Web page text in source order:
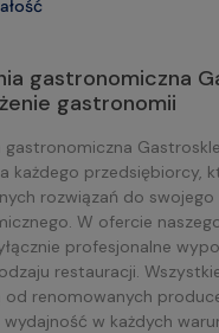
kuchni
gastronomiczna
gastronomii
gastronomiczna
każdego przedsiębiorcy,
rozwiązań do swojego
W ofercie
profesjonalne
restauracji.
od renomowanych
wydajność w każdych